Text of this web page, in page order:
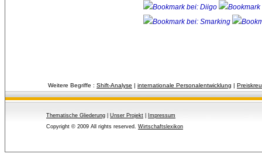
Weitere Begriffe : Shift-Analyse | internationale Personalentwicklung |
Thematische Gliederung Unser Projekt
Impressum
Copyright © 2009 All rights reserved. Wirtschaftslexikon